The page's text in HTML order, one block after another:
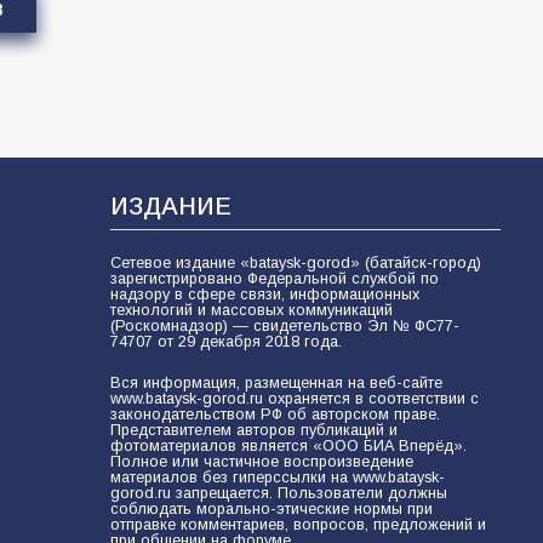
ИЗДАНИЕ
Сетевое издание «bataysk-gorod» (батайск-город)
зарегистрировано Федеральной службой по
надзору в сфере связи, информационных
технологий и массовых коммуникаций
(Роскомнадзор) — свидетельство Эл № ФС77-
74707 от 29 декабря 2018 года.
Вся информация, размещенная на веб-сайте
www.bataysk-gorod.ru охраняется в соответствии с
законодательством РФ об авторском праве.
Представителем авторов публикаций и
фотоматериалов является «ООО БИА Вперёд».
Полное или частичное воспроизведение
материалов без гиперссылки на www.bataysk-
gorod.ru запрещается. Пользователи должны
соблюдать морально-этические нормы при
отправке комментариев, вопросов, предложений и